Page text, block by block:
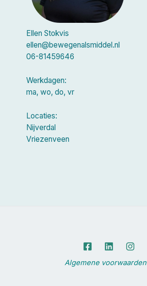
Ellen Stokvis
ellen@bewegenalsmiddel.nl
06-81459646
Werkdagen:
ma, wo, do, vr
Locaties:
Nijverdal
Vriezenveen
Algemene voorwaarden